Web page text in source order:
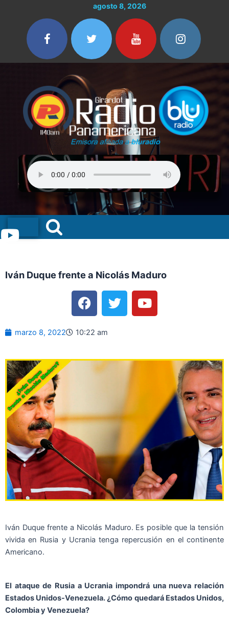
contenido
agosto 8, 2026
Menu
Iván Duque frente a Nicolás Maduro
F
a
c
e
T
w
i
Y
o
u
marzo 8, 2022 10:22 am
Iván Duque frente a Nicolás Maduro. Es posible que la tensión
vivida en Rusia y Ucrania tenga repercusión en el continente
Americano.
El ataque de Rusia a Ucrania impondrá una nueva relación
Estados Unidos-Venezuela. ¿Cómo quedará Estados Unidos,
Colombia y Venezuela?